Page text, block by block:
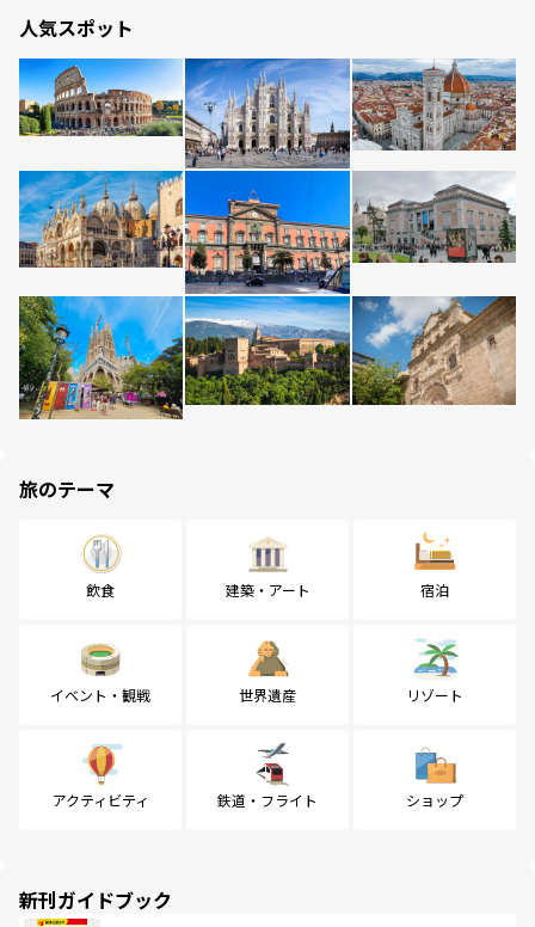
人気スポット
旅のテーマ
飲食 建築・アート 宿泊
イベント・観戦 世界遺産 リゾート
アクティビティ 鉄道・フライト ショップ
新刊ガイドブック